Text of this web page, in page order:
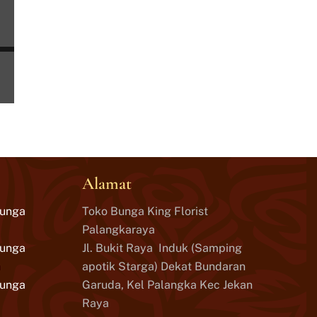
Alamat
Toko Bunga King Florist
Palangkaraya
Jl. Bukit Raya Induk (Samping
apotik Starga) Dekat Bundaran
Garuda, Kel Palangka Kec Jekan
Raya